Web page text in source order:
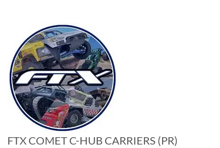
FTX COMET C-HUB CARRIERS (PR)